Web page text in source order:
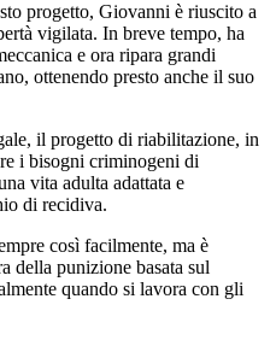
progetto, Giovanni è riuscito a
vigilata. In breve tempo, ha
e ora ripara grandi
ottenendo presto anche il suo
il progetto di riabilitazione, in
i bisogni criminogeni di
vita adulta adattata e
di recidiva.
così facilmente, ma è
della punizione basata sul
quando si lavora con gli